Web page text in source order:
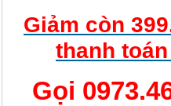
Giảm còn
thanh
Gọi